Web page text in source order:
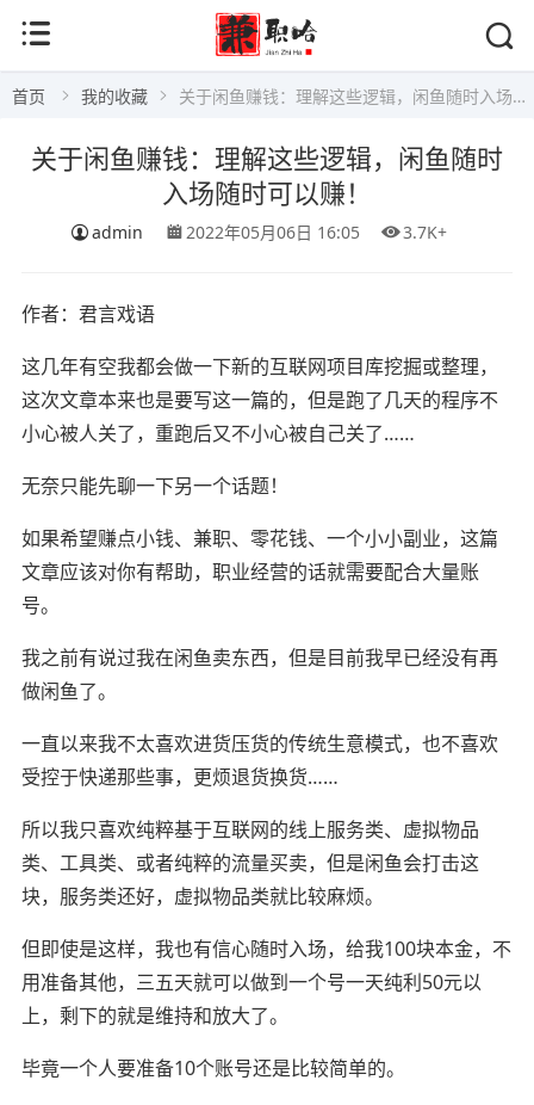
首页 我的收藏 关于闲鱼赚钱：理解这些逻辑，闲鱼随时入场随时可以赚！
关于闲鱼赚钱：理解这些逻辑，闲鱼随时
入场随时可以赚！
admin 2022年05月06日 16:05 3.7K+
作者：君言戏语
这几年有空我都会做一下新的互联网项目库挖掘或整理，
这次文章本来也是要写这一篇的，但是跑了几天的程序不
小心被人关了，重跑后又不小心被自己关了……
无奈只能先聊一下另一个话题！
如果希望赚点小钱、兼职、零花钱、一个小小副业，这篇
文章应该对你有帮助，职业经营的话就需要配合大量账
号。
我之前有说过我在闲鱼卖东西，但是目前我早已经没有再
做闲鱼了。
一直以来我不太喜欢进货压货的传统生意模式，也不喜欢
受控于快递那些事，更烦退货换货……
所以我只喜欢纯粹基于互联网的线上服务类、虚拟物品
类、工具类、或者纯粹的流量买卖，但是闲鱼会打击这
块，服务类还好，虚拟物品类就比较麻烦。
但即使是这样，我也有信心随时入场，给我100块本金，不
用准备其他，三五天就可以做到一个号一天纯利50元以
上，剩下的就是维持和放大了。
毕竟一个人要准备10个账号还是比较简单的。